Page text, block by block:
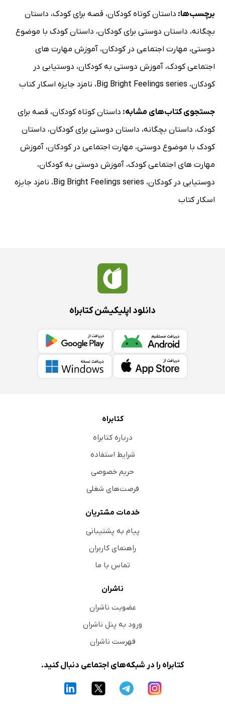
برچسب‌ها: داستان کوتاه کودکان، قصه برای کودک، داستان
بچگانه، داستان دوستی برای کودکان، داستان کودک با موضوع
دوستی، مهارت اجتماعی در کودکان، آموزش مهارت های
اجتماعی کودک، آموزش دوستی به کودکان، دوستیابی در
کودکان، Big Bright Feelings series، نامزد جایزه اسکار کتاب
جستجوی کتاب‌های مشابه: داستان کوتاه کودکان، قصه برای
کودک، داستان بچگانه، داستان دوستی برای کودکان، داستان
کودک با موضوع دوستی، مهارت اجتماعی در کودکان، آموزش
مهارت های اجتماعی کودک، آموزش دوستی به کودکان،
دوستیابی در کودکان، Big Bright Feelings series، نامزد جایزه
اسکار کتاب
دانلود اپلیکیشن کتابراه
کتابراه
درباره کتابراه
شرایط استفاده
حریم خصوصی
فرصت‌های شغلی
خدمات مشتریان
پیام به پشتیبانی
راهنمای کاربران
تماس با ما
ناشران
عضویت ناشران
ورود به پنل ناشران
فهرست ناشران
کتابراه را در شبکه‌های اجتماعی دنبال کنید.